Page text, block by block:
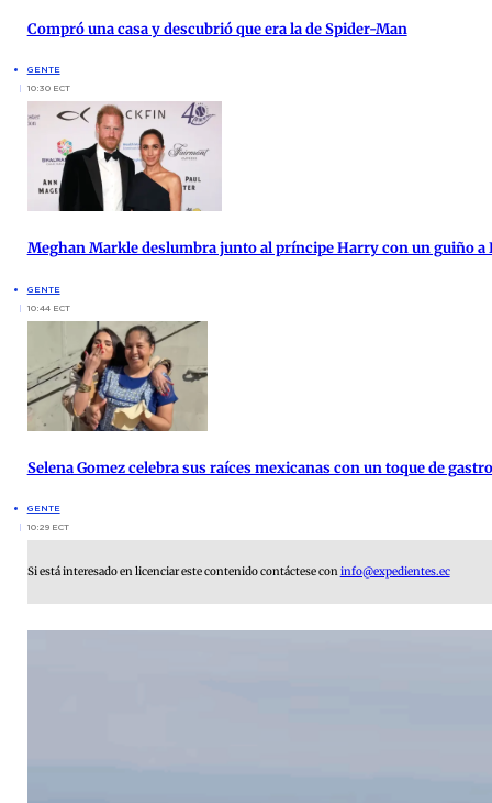
Compró una casa y descubrió que era la de Spider-Man
GENTE
10:30 ECT
Meghan Markle deslumbra junto al príncipe Harry con un guiño a
GENTE
10:44 ECT
Selena Gomez celebra sus raíces mexicanas con un toque de
GENTE
10:29 ECT
Si está interesado en licenciar este contenido contáctese coninfo@expedientes.ec